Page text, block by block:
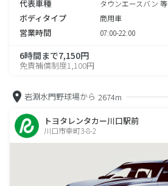
代表車種 タウンエースバン 等
ボディタイプ 商用車
営業時間 07:00-22:00
6時間まで7,150円
免責補償制度1,100円
岩淵水門野球場から 2674m
トヨタレンタカー川口駅前
川口市幸町3-8-2